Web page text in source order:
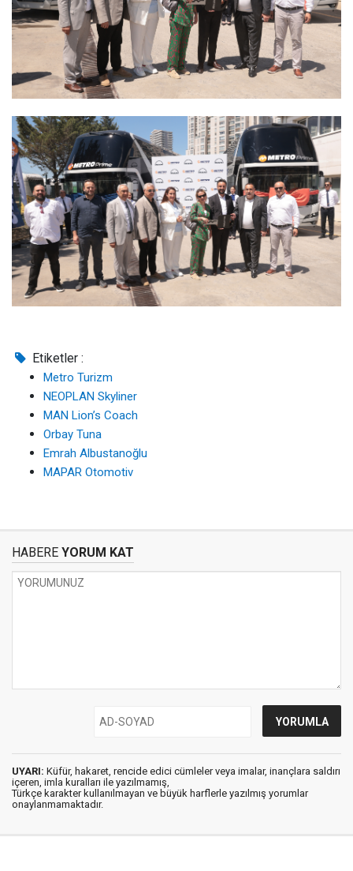
Etiketler :
Metro Turizm
NEOPLAN Skyliner
MAN Lion’s Coach
Orbay Tuna
Emrah Albustanoğlu
MAPAR Otomotiv
HABERE YORUM KAT
UYARI: Küfür, hakaret, rencide edici cümleler veya imalar, inançlara saldırı
içeren, imla kuralları ile yazılmamış,
Türkçe karakter kullanılmayan ve büyük harflerle yazılmış yorumlar
onaylanmamaktadır.